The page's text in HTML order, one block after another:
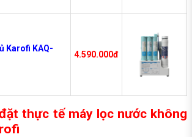
Karofi KAQ-
4.590.000đ
thực tế máy lọc nước không